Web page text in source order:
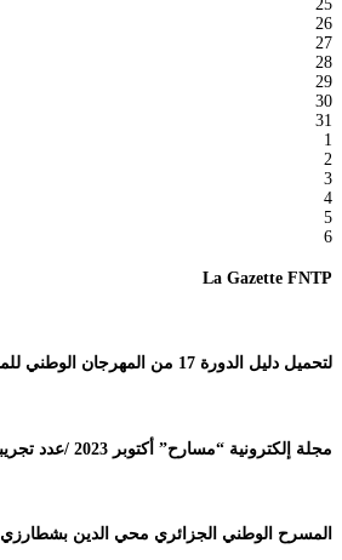
25
26
27
28
29
30
31
1
2
3
4
5
6
La Gazette FNTP
لتحميل دليل الدورة 17 من المهرجان الوطني للمسرح المحترف
مجلة إلكترونية “مسارح” أكتوبر 2023 /عدد تجريبي
المسرح الوطني الجزائري محي الدين بشطارزي